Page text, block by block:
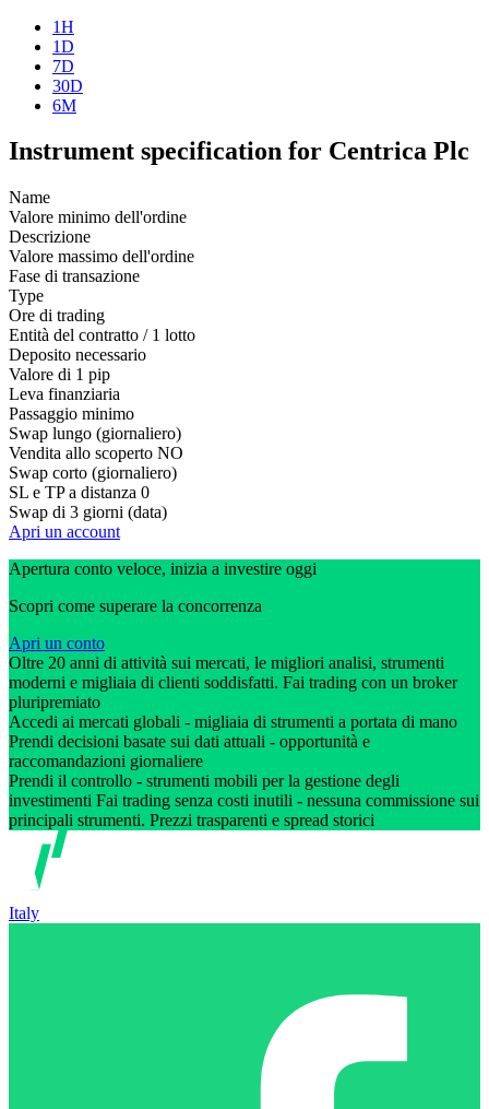
1H
1D
7D
30D
6M
Instrument specification for Centrica Plc
Name
Valore minimo dell'ordine
Descrizione
Valore massimo dell'ordine
Fase di transazione
Type
Ore di trading
Entità del contratto / 1 lotto
Deposito necessario
Valore di 1 pip
Leva finanziaria
Passaggio minimo
Swap lungo (giornaliero)
Vendita allo scoperto NO
Swap corto (giornaliero)
SL e TP a distanza 0
Swap di 3 giorni (data)
Apri un account
Apertura conto veloce, inizia a investire oggi
Scopri come superare la concorrenza
Apri un conto
Oltre 20 anni di attività sui mercati, le migliori analisi, strumenti
moderni e migliaia di clienti soddisfatti. Fai trading con un broker
pluripremiato
Accedi ai mercati globali - migliaia di strumenti a portata di mano
Prendi decisioni basate sui dati attuali - opportunità e
raccomandazioni giornaliere
Prendi il controllo - strumenti mobili per la gestione degli
investimenti Fai trading senza costi inutili - nessuna commissione sui
principali strumenti. Prezzi trasparenti e spread storici
Italy